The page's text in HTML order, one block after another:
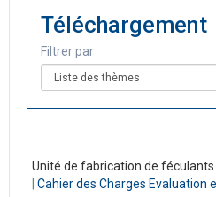
Téléchargement
Filtrer par
Unité de fabrication de féculants
Cahier des Charges Evaluation